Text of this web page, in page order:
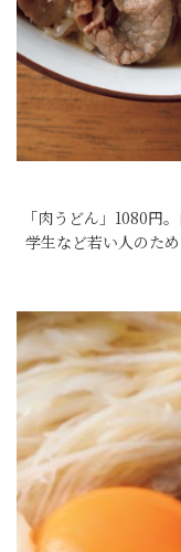
「肉うどん」1080円
学生など若い人のた